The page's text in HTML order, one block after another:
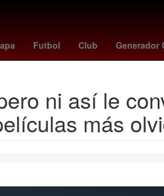
Futbol Club Generador
Asamblea disney plus hugo
ni así le
más